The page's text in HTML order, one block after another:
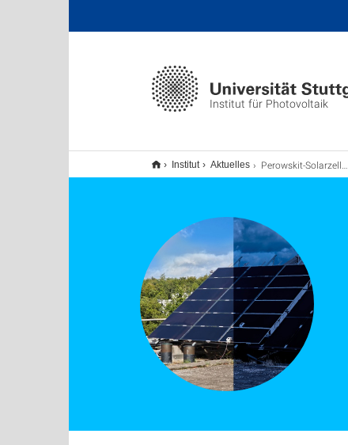
Institut für Photovoltaik
Institut Aktuelles Perowskit-Solarzellen besser gegen Umwelteinflüsse schützen